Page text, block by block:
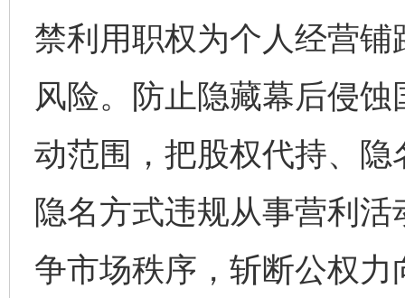
禁利用职权为个人经营
风险。防止隐藏幕后侵
动范围，把股权代持、
隐名方式违规从事营利
争市场秩序，斩断公权